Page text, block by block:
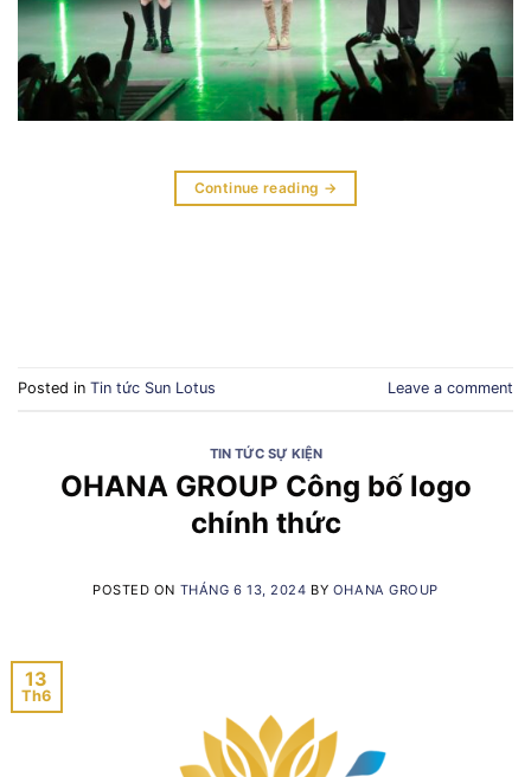
Continue reading →
Posted in Tin tức Sun Lotus Leave a comment
TIN TỨC SỰ KIỆN
OHANA GROUP Công bố logo
chính thức
POSTED ON THÁNG 6 13, 2024 BY OHANA GROUP
13
Th6